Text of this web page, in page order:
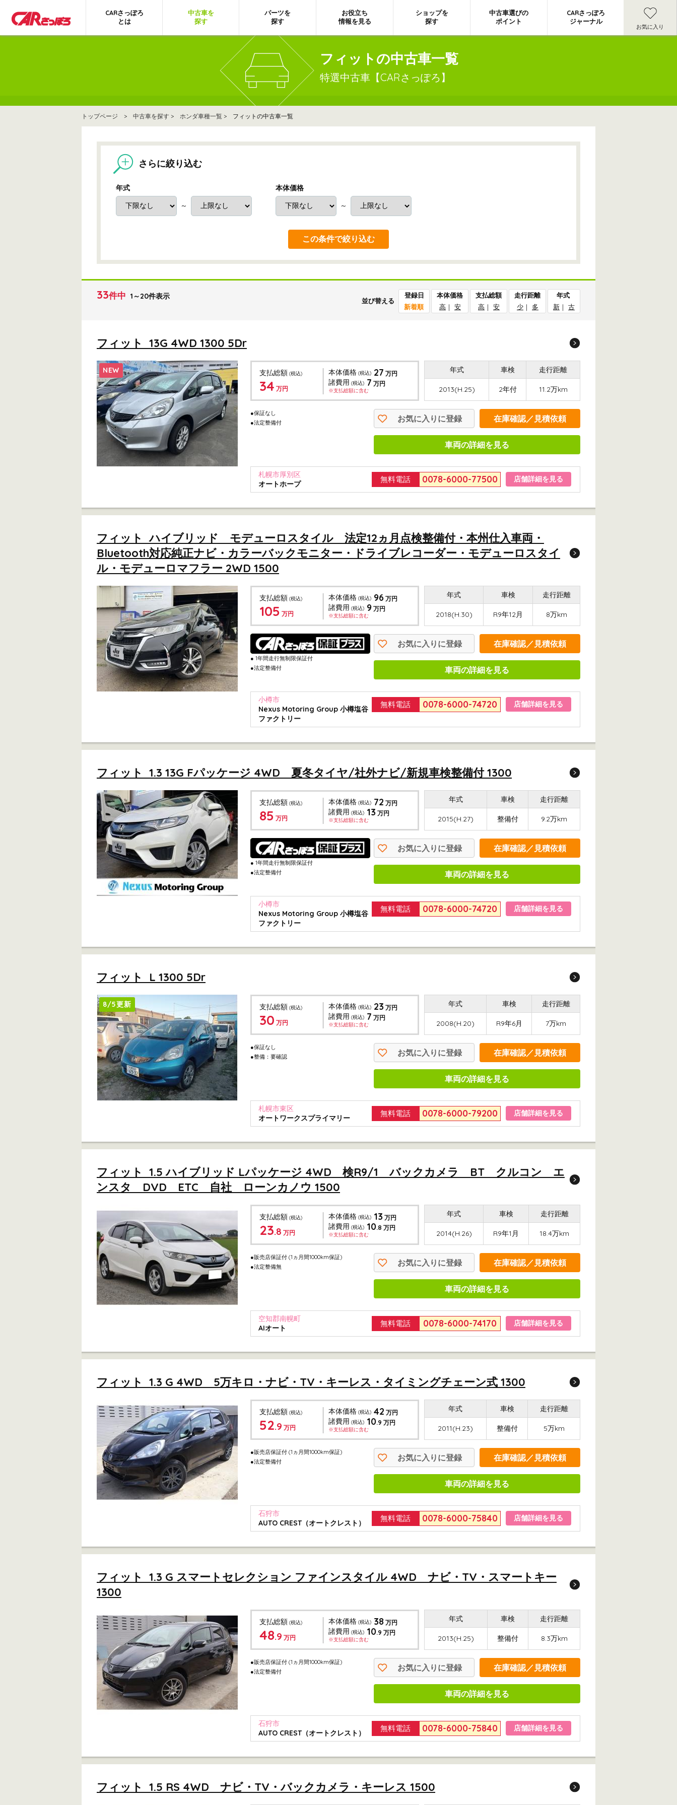
CARさっぽろ
とは
中古車を
探す
パーツを
探す
お役立ち
情報を見る
ショップを
探す
中古車選びの
ポイント
CARさっぽろ
ジャーナル
お気に入り
フィットの中古車一覧
特選中古車【CARさっぽろ】
トップページ > 中古車を探す > ホンダ車種一覧 > フィットの中古車一覧
さらに絞り込む
年式
～
本体価格
～
この条件で絞り込む
33件中 1～20件表示 並び替える
登録日
新着順
本体価格
高 ｜ 安
支払総額
高 ｜ 安
走行距離
少 ｜ 多
年式
新 ｜ 古
フィット 13G 4WD 1300 5Dr
NEW
●保証なし
●法定整備付
支払総額 (税込)
34 万円
本体価格(税込) 27 万円
諸費用 (税込) 7 万円
※支払総額に含む
年式 車検 走行距離
2013(H.25) 2年付 11.2万km
お気に入りに登録 在庫確認／見積依頼
車両の詳細を見る
札幌市厚別区
オートホープ
無料電話 0078-6000-77500 店舗詳細を見る
フィット ハイブリッド モデューロスタイル 法定12ヵ月点検整備付・本州仕入車両・
Bluetooth対応純正ナビ・カラーバックモニター・ドライブレコーダー・モデューロスタイ
ル・モデューロマフラー 2WD 1500
● 1年間走行無制限保証付
●法定整備付
支払総額 (税込)
105 万円
本体価格(税込) 96万円
諸費用 (税込) 9万円
※支払総額に含む
年式 車検 走行距離
2018(H.30) R9年12月 8万km
お気に入りに登録 在庫確認／見積依頼
車両の詳細を見る
小樽市
Nexus Motoring Group 小樽塩谷
ファクトリー
無料電話 0078-6000-74720 店舗詳細を見る
フィット 1.3 13G Fパッケージ 4WD 夏冬タイヤ/社外ナビ/新規車検整備付 1300
● 1年間走行無制限保証付
●法定整備付
支払総額 (税込)
85 万円
本体価格(税込) 72 万円
諸費用 (税込) 13万円
※支払総額に含む
年式 車検 走行距離
2015(H.27) 整備付 9.2万km
お気に入りに登録 在庫確認／見積依頼
車両の詳細を見る
小樽市
Nexus Motoring Group 小樽塩谷
ファクトリー
無料電話 0078-6000-74720 店舗詳細を見る
フィット L 1300 5Dr
8/5更新
●保証なし
●整備：要確認
支払総額 (税込)
30 万円
本体価格(税込) 23万円
諸費用 (税込) 7 万円
※支払総額に含む
年式 車検 走行距離
2008(H.20) R9年6月 7万km
お気に入りに登録 在庫確認／見積依頼
車両の詳細を見る
札幌市東区
オートワークスプライマリー
無料電話 0078-6000-79200 店舗詳細を見る
フィット 1.5 ハイブリッド Lパッケージ 4WD 検R9/1 バックカメラ BT クルコン エ
ンスタ DVD ETC 自社 ローンカノウ 1500
●販売店保証付 (1ヵ月間1000km保証)
●法定整備無
支払総額 (税込)
23.8 万円
本体価格(税込) 13万円
諸費用 (税込) 10.8 万円
※支払総額に含む
年式 車検 走行距離
2014(H.26) R9年1月 18.4万km
お気に入りに登録 在庫確認／見積依頼
車両の詳細を見る
空知郡南幌町
AIオート
無料電話 0078-6000-74170 店舗詳細を見る
フィット 1.3 G 4WD 5万キロ・ナビ・TV・キーレス・タイミングチェーン式 1300
●販売店保証付 (1ヵ月間1000km保証)
●法定整備付
支払総額 (税込)
52.9 万円
本体価格(税込) 42 万円
諸費用 (税込) 10.9 万円
※支払総額に含む
年式 車検 走行距離
2011(H.23) 整備付 5万km
お気に入りに登録 在庫確認／見積依頼
車両の詳細を見る
石狩市
AUTO CREST（オートクレスト）
無料電話 0078-6000-75840 店舗詳細を見る
フィット 1.3 G スマートセレクション ファインスタイル 4WD ナビ・TV・スマートキー
1300
●販売店保証付 (1ヵ月間1000km保証)
●法定整備付
支払総額 (税込)
48.9 万円
本体価格(税込) 38万円
諸費用 (税込) 10.9 万円
※支払総額に含む
年式 車検 走行距離
2013(H.25) 整備付 8.3万km
お気に入りに登録 在庫確認／見積依頼
車両の詳細を見る
石狩市
AUTO CREST（オートクレスト）
無料電話 0078-6000-75840 店舗詳細を見る
フィット 1.5 RS 4WD ナビ・TV・バックカメラ・キーレス 1500